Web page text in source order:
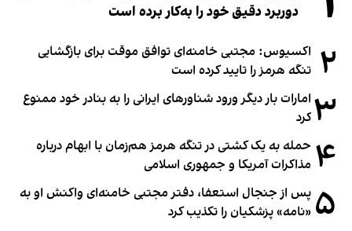
دوربرد دقیق خود را به‌کار برده است
۲ اکسیوس: مجتبی خامنه‌ای توافق موقت برای بازگشایی
تنگه هرمز را تایید کرده است
۳ امارات بار دیگر ورود شناورهای ایرانی را به بنادر خود ممنوع
کرد
۴ حمله به یک کشتی در تنگه هرمز هم‌زمان با ابهام درباره
مذاکرات آمریکا و جمهوری اسلامی
۵ پس از جنجال استعفا، دفتر مجتبی خامنه‌ای واکنش او به
«نامه» پزشکیان را تکذیب کرد